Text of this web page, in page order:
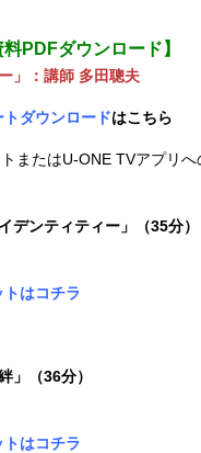
料PDFダウンロード】
」：講師 多田聰夫
ダウンロードはこちら
またはU-ONE TVアプリ
デンティティー」（35分）
はコチラ
」（36分）
はコチラ